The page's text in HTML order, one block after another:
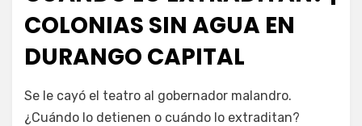
COLONIAS SIN AGUA EN
DURANGO CAPITAL
por Fernando Miranda Servín
Se le cayó el teatro al gobernador malandro.
¿Cuándo lo detienen o cuándo lo extraditan?